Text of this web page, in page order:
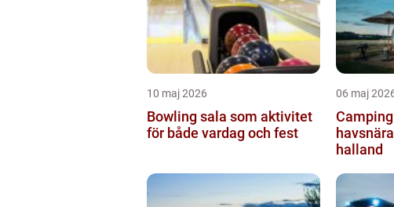
10 maj 2026
Bowling sala som aktivitet
för både vardag och fest
06 maj
halland